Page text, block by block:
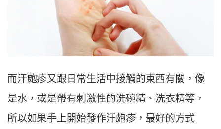
而汗皰疹又跟日常生活中接觸的東西有關，像
是水，或是帶有刺激性的洗碗精、洗衣精等，
所以如果手上開始發作汗皰疹，最好的方式